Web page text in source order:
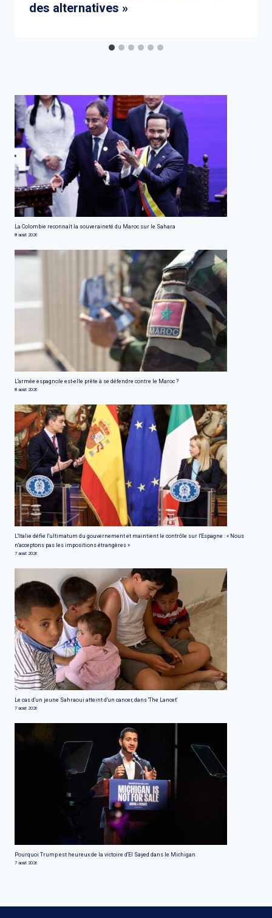
des alternatives »
La Colombie reconnaît la souveraineté du Maroc sur le Sahara
8 août 2026
L'armée espagnole est-elle prête à se défendre contre le Maroc ?
8 août 2026
L'Italie défie l'ultimatum du gouvernement et maintient le contrôle sur l'Espagne : « Nous
n'acceptons pas les impositions étrangères »
7 août 2026
Le cas d'un jeune Sahraoui atteint d'un cancer, dans 'The Lancet'
7 août 2026
Pourquoi Trump est heureux de la victoire d'El Sayed dans le Michigan
7 août 2026